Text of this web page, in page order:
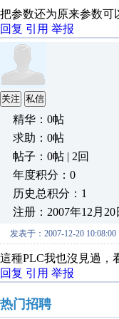
把参数还为原来参数可
回复 引用 举报
关注 私信
精华：0帖
求助：0帖
帖子：0帖 | 2回
年度积分：0
历史总积分：1
注册：2007年12月20
发表于：2007-12-20 10:08:00
這種PLC我也沒見過，
回复 引用 举报
热门招聘